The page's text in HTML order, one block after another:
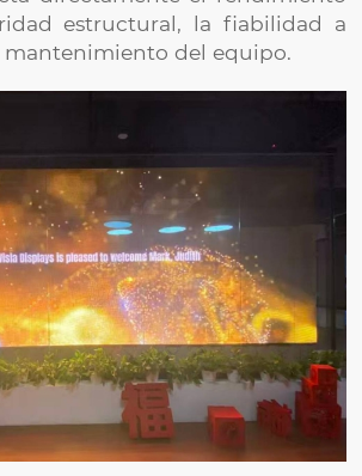
estructural, la fiabilidad a
mantenimiento del equipo.